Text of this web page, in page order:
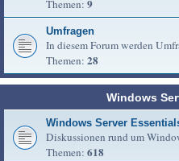
Themen: 9
Umfragen
In diesem Forum werden
Themen: 28
Windows
Windows Server
Diskussionen rund um
Themen: 618